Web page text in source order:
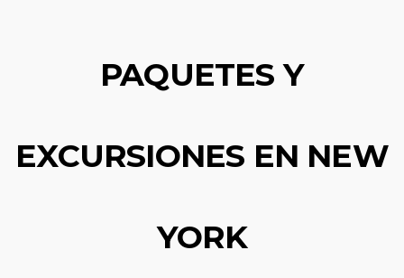
PAQUETES Y
EXCURSIONES EN NEW
YORK